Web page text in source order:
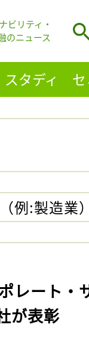
ビリティ・
のニュース
スタディ
例:製造業
レート・
が表彰